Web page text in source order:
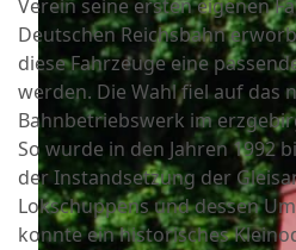
Verein seine ersten eigenen
Deutschen Reichsbahn
diese Fahrzeuge eine
werden. Die Wahl fiel auf das
Bahnbetriebswerk im
So wurde in den Jahren 1992
der Instandsetzung der
Lokschuppens und dessen
konnte ein historisches